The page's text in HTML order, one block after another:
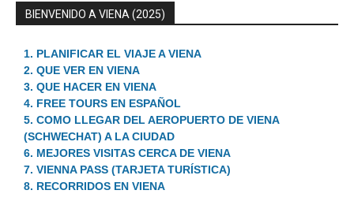
BIENVENIDO A VIENA (2025)
1. PLANIFICAR EL VIAJE A VIENA
2. QUE VER EN VIENA
3. QUE HACER EN VIENA
4. FREE TOURS EN ESPAÑOL
5. COMO LLEGAR DEL AEROPUERTO DE VIENA
(SCHWECHAT) A LA CIUDAD
6. MEJORES VISITAS CERCA DE VIENA
7. VIENNA PASS (TARJETA TURÍSTICA)
8. RECORRIDOS EN VIENA